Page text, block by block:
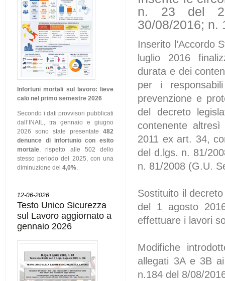
Infortuni mortali sul lavoro: lieve
calo nel primo semestre 2026
Secondo i dati provvisori pubblicati
dall’INAIL, tra gennaio e giugno
2026 sono state presentate 482
denunce di infortunio con esito
mortale , rispetto alle 502 dello
stesso periodo del 2025, con una
diminuzione del4,0%
12-06-2026
Testo Unico Sicurezza
sul Lavoro aggiornato a
gennaio 2026
n. 23 del
30/08/2016; n.
Inserito l’Accordo
luglio 2016
durata e dei
per i
prevenzione e
del decreto
contenente
2011 ex art. 34,
del d.lgs. n. 81/
n. 81/2008 (G.U.
Sostituito il
del 1 agosto
effettuare i lavori
Modifiche
allegati 3A e 3B
n.184 del 8/08/